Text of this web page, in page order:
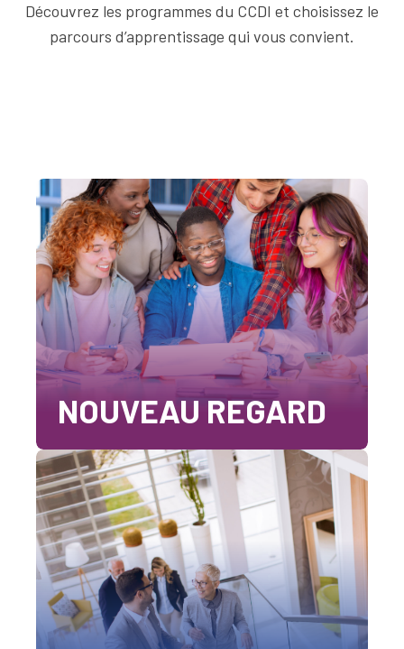
Découvrez les programmes du CCDI et choisissez le
parcours d’apprentissage qui vous convient.
NOUVEAU REGARD